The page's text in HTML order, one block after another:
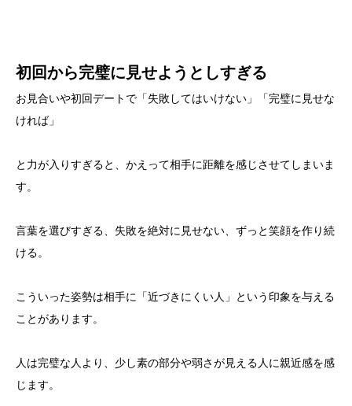
初回から完璧に見せようとしすぎる
お見合いや初回デートで「失敗してはいけない」「完璧に見せな
ければ」
と力が入りすぎると、かえって相手に距離を感じさせてしまいま
す。
言葉を選びすぎる、失敗を絶対に見せない、ずっと笑顔を作り続
ける。
こういった姿勢は相手に「近づきにくい人」という印象を与える
ことがあります。
人は完璧な人より、少し素の部分や弱さが見える人に親近感を感
じます。